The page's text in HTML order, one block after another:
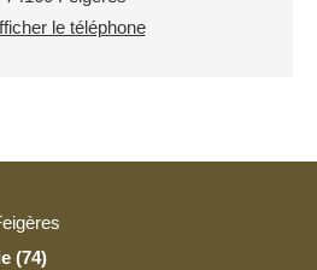
le téléphone
(74)